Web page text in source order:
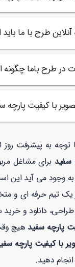
طرح با ما باید
در طرح باما
با کیفیت
توجه به پیشرفت
سفید برای مشاغل
وجود می آید این
تیم حرفه ای و
دانلود و
پارچه سفید هیچ
با کیفیت پارچه
دهید.